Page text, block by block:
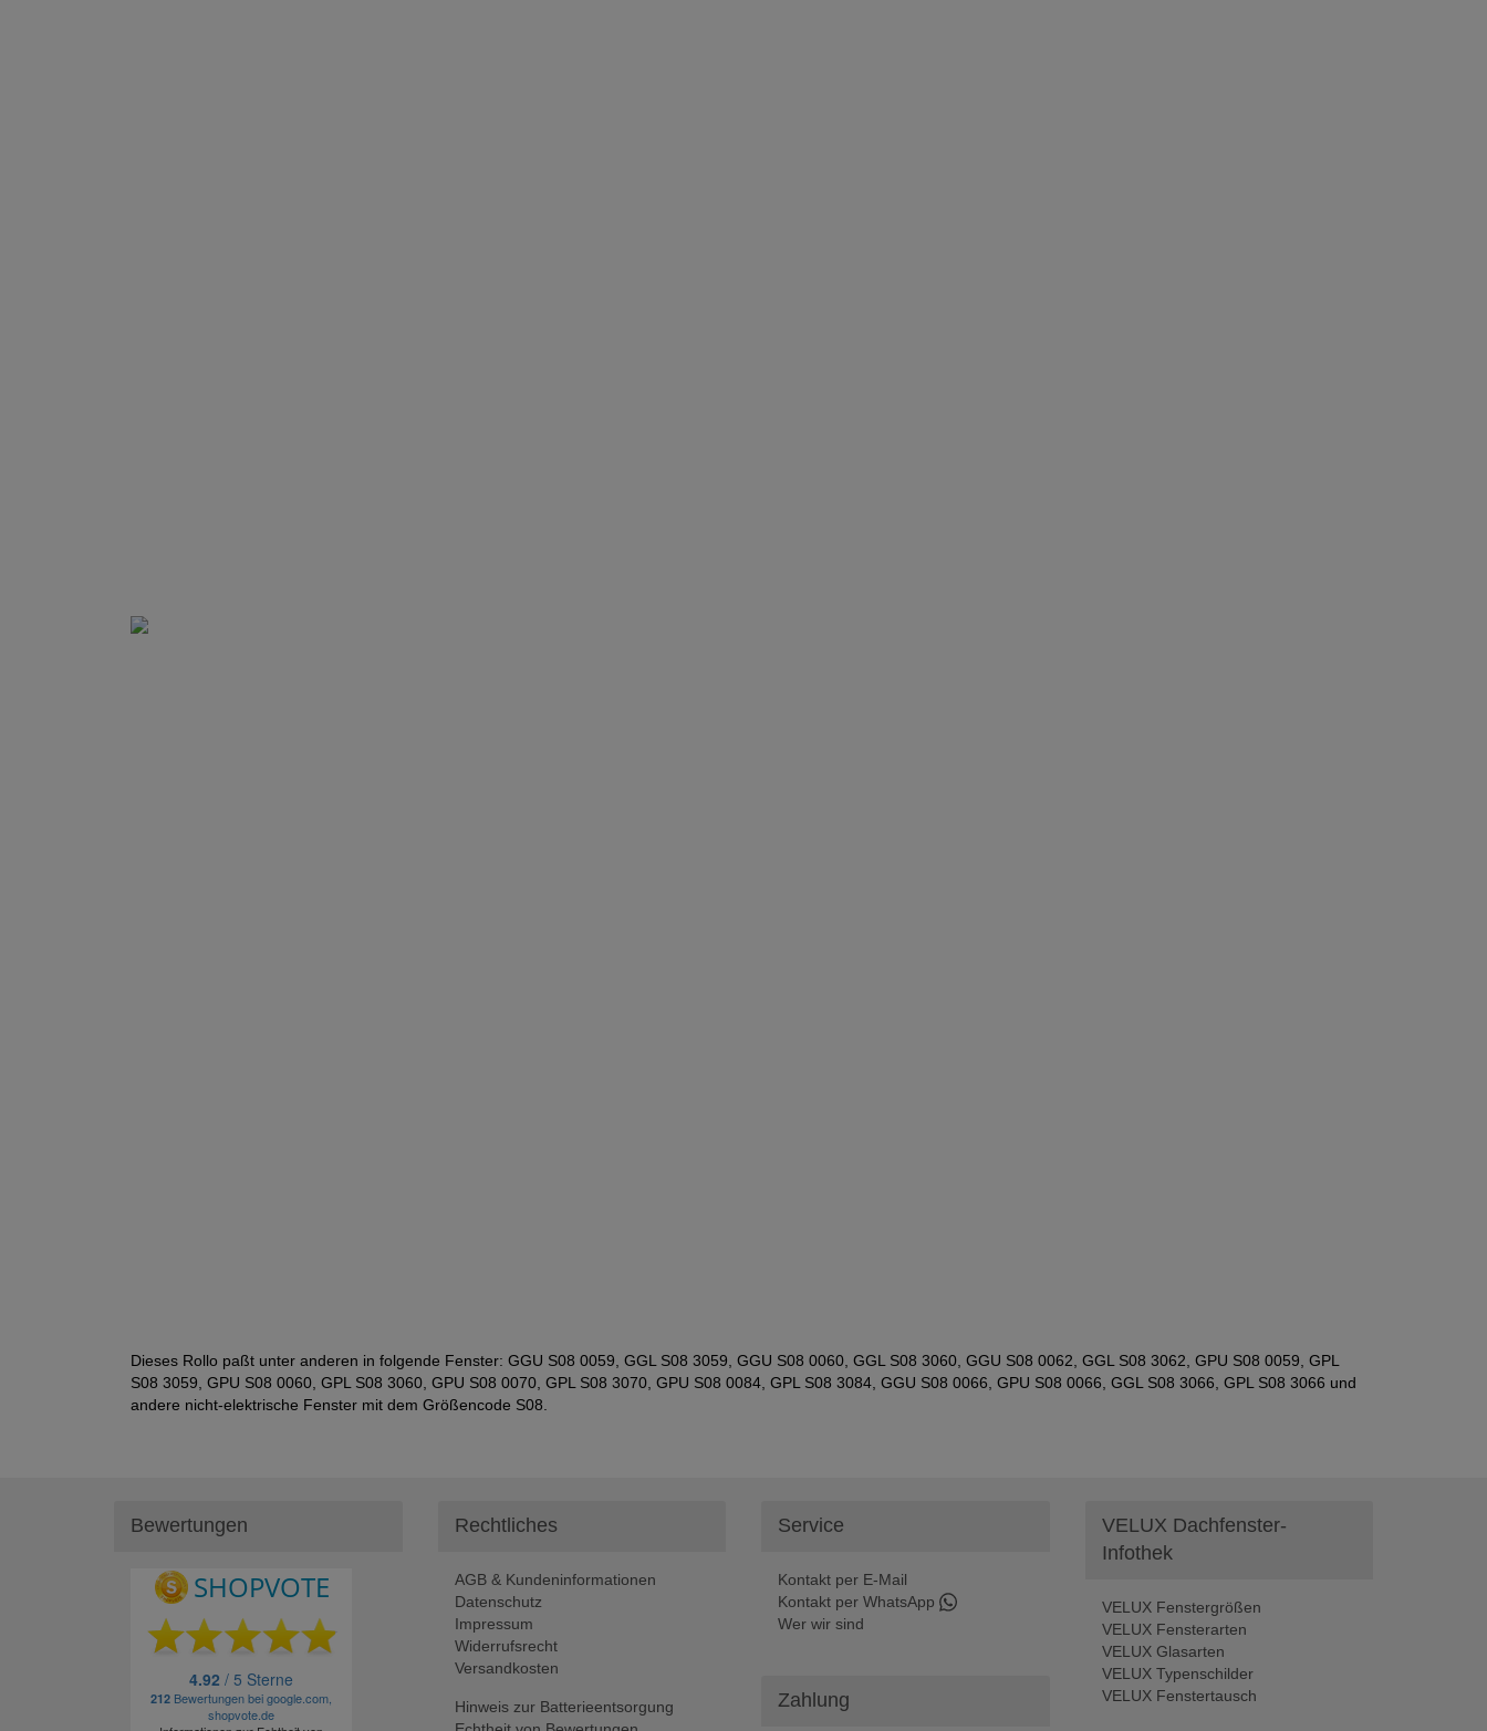
Dieses Rollo paßt unter anderen in folgende Fenster: GGU S08 0059, GGL S08 3059, GGU S08 0060, GGL S08 3060, GGU S08 0062, GGL S08 3062, GPU S08 0059, GPL
S08 3059, GPU S08 0060, GPL S08 3060, GPU S08 0070, GPL S08 3070, GPU S08 0084, GPL S08 3084, GGU S08 0066, GPU S08 0066, GGL S08 3066, GPL S08 3066 und
andere nicht-elektrische Fenster mit dem Größencode S08.
Bewertungen Rechtliches
AGB & Kundeninformationen
Datenschutz
Impressum
Widerrufsrecht
Versandkosten
Hinweis zur Batterieentsorgung
Service
Kontakt per E-Mail
Kontakt per WhatsApp
Wer wir sind
Zahlung
VELUX Dachfenster-
Infothek
VELUX Fenstergrößen
VELUX Fensterarten
VELUX Glasarten
VELUX Typenschilder
VELUX Fenstertausch